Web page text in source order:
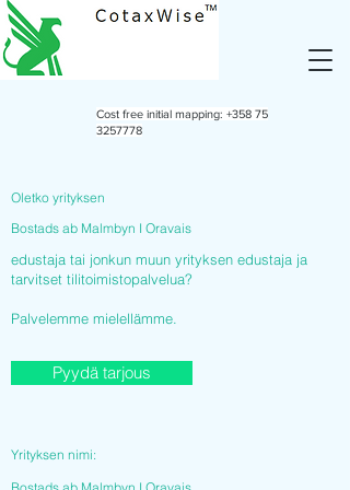
Cost free initial mapping: +358 75
3257778
Oletko yrityksen
Bostads ab Malmbyn I Oravais
edustaja tai jonkun muun yrityksen edustaja ja
tarvitset tilitoimistopalvelua?
Palvelemme mielellämme.
Pyydä tarjous
Yrityksen nimi: